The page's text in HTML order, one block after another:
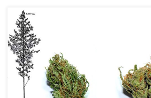
Sativa vs Indica: gatunki marihuany i ich
każdym […]